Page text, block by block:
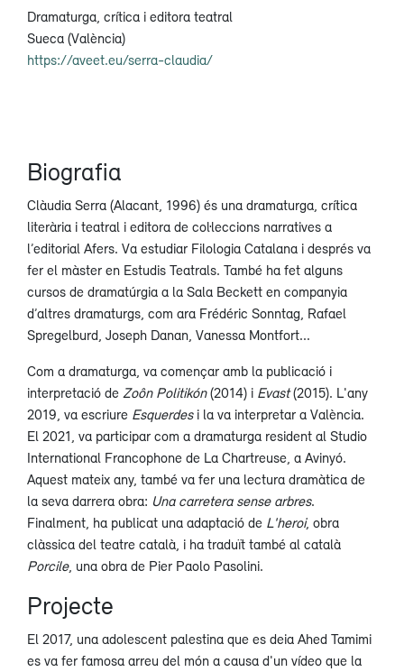
Dramaturga, crítica i editora teatral
Sueca (València)
https://aveet.eu/serra-claudia/
Biografia
Clàudia Serra (Alacant, 1996) és una dramaturga, crítica
literària i teatral i editora de col·leccions narratives a
l’editorial Afers. Va estudiar Filologia Catalana i després va
fer el màster en Estudis Teatrals. També ha fet alguns
cursos de dramatúrgia a la Sala Beckett en companyia
d’altres dramaturgs, com ara Frédéric Sonntag, Rafael
Spregelburd, Joseph Danan, Vanessa Montfort...
Com a dramaturga, va començar amb la publicació i
interpretació de Zoôn Politikón(2014) i Evast(2015). L'any
2019, va escriure Esquerdesi la va interpretar a València.
El 2021, va participar com a dramaturga resident al Studio
International Francophone de La Chartreuse, a Avinyó.
Aquest mateix any, també va fer una lectura dramàtica de
la seva darrera obra: Una carretera sense arbres.
Finalment, ha publicat una adaptació de L'heroi, obra
clàssica del teatre català, i ha traduït també al català
Porcile, una obra de Pier Paolo Pasolini.
Projecte
El 2017, una adolescent palestina que es deia Ahed Tamimi
es va fer famosa arreu del món a causa d'un vídeo que la